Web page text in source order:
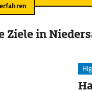
Ziele in